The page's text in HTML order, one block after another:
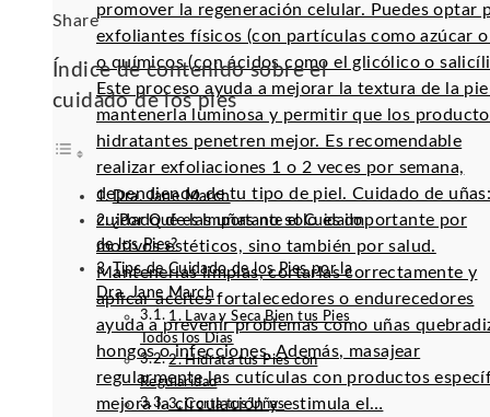
promover la regeneración celular. Puedes optar
exfoliantes físicos (con partículas como azúcar o
o químicos (con ácidos como el glicólico o
Este proceso ayuda a mejorar la textura de la
mantenerla luminosa y permitir que los
hidratantes penetren mejor. Es recomendable
realizar exfoliaciones 1 o 2 veces por semana,
dependiendo de tu tipo de piel. Cuidado de
cuidado de las uñas no solo es importante por
motivos estéticos, sino también por salud.
Mantenerlas limpias, cortarlas correctamente y
aplicar aceites fortalecedores o endurecedores
ayuda a prevenir problemas como uñas
hongos o infecciones. Además, masajear
regularmente las cutículas con productos
mejora la circulación y estimula el…
Facebook
Twitter
LinkedIn
Pinterest
Stumbleupon
Email
Share
Índice de contenido sobre el
cuidado de los pies
Dra. Jane March
¿Por Qué es Importante el Cuidado
de los Pies?
Tips de Cuidado de los Pies por la
Dra. Jane March
1. Lava y Seca Bien tus Pies
Todos los Días
2. Hidrata tus Pies con
Regularidad
3. Corta tus Uñas